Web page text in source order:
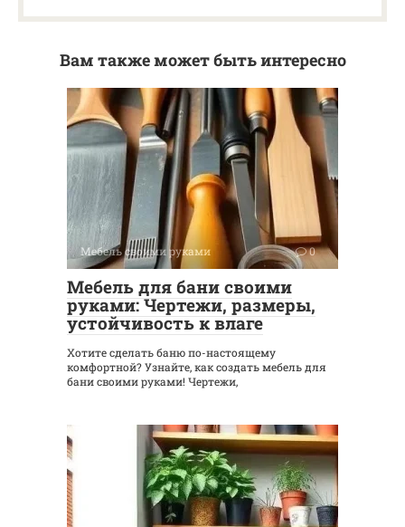
Вам также может быть интересно
Мебель своими руками 0
Мебель для бани своими
руками: Чертежи, размеры,
устойчивость к влаге
Хотите сделать баню по-настоящему
комфортной? Узнайте, как создать мебель для
бани своими руками! Чертежи,